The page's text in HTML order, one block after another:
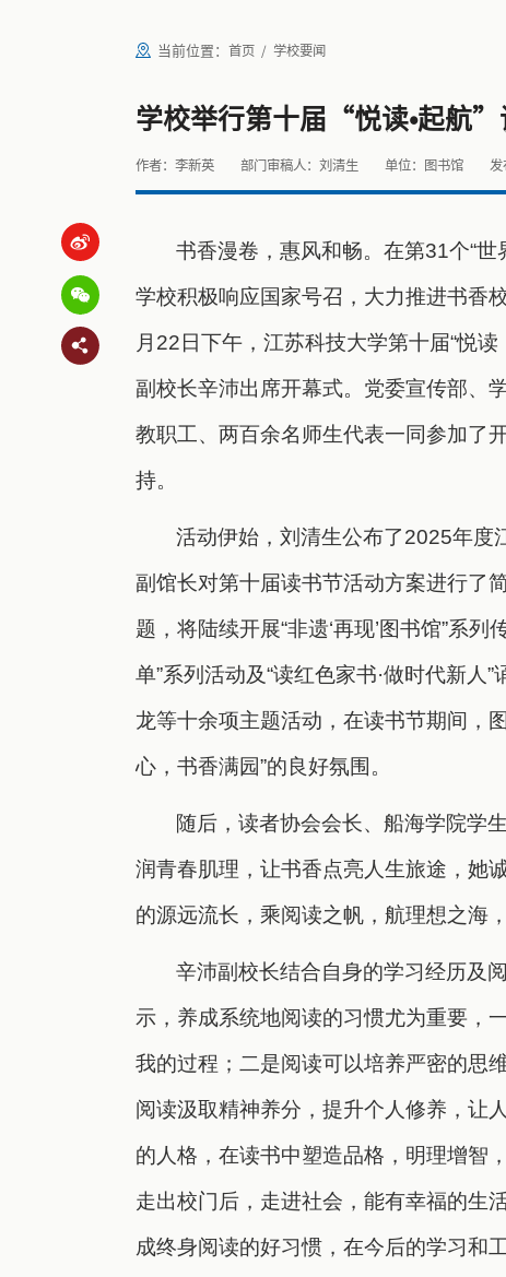
当前位置： 首页 学校要闻
学校举行第十届“悦读•起航”
作者：李新英 部门审稿人：刘清生 单位：图书馆 发
书香漫卷，惠风和畅。在第31个“世
学校积极响应国家号召，大力推进书香
月22日下午，江苏科技大学第十届“悦
副校长辛沛出席开幕式。党委宣传部、
教职工、两百余名师生代表一同参加了
持。
活动伊始，刘清生公布了2025年度
副馆长对第十届读书节活动方案进行了
题，将陆续开展“非遗‘再现’图书馆”系列
单”系列活动及“读红色家书·做时代新人
龙等十余项主题活动，在读书节期间，
心，书香满园”的良好氛围。
随后，读者协会会长、船海学院学
润青春肌理，让书香点亮人生旅途，她
的源远流长，乘阅读之帆，航理想之海
辛沛副校长结合自身的学习经历及
示，养成系统地阅读的习惯尤为重要，
我的过程；二是阅读可以培养严密的思
阅读汲取精神养分，提升个人修养，让
的人格，在读书中塑造品格，明理增智
走出校门后，走进社会，能有幸福的生
成终身阅读的好习惯，在今后的学习和